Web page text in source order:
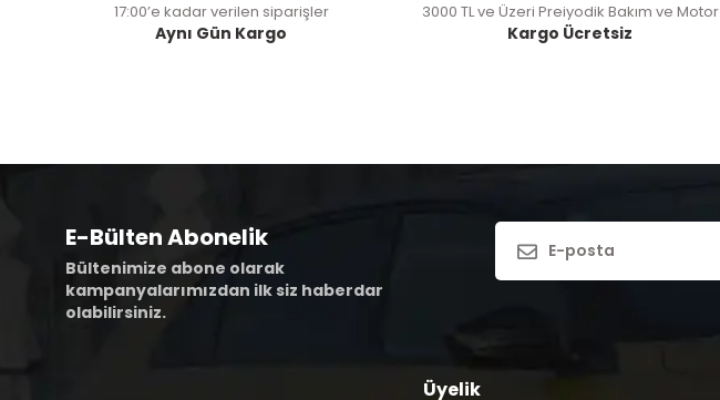
17:00’e kadar verilen siparişler
Aynı Gün Kargo
3000 TL ve Üzeri Preiyodik Bakım ve Motor
Kargo Ücretsiz
E-Bülten Abonelik
Bültenimize abone olarak
kampanyalarımızdan ilk siz haberdar
olabilirsiniz.
Üyelik